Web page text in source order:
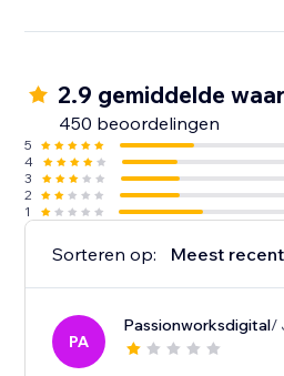
2.9 gemiddelde
450 beoordelingen
5
4
3
2
1
Sorteren op: Meest
PA
Passionworksdigital/